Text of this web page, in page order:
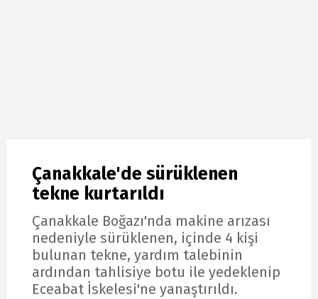
Çanakkale'de sürüklenen
tekne kurtarıldı
Çanakkale Boğazı'nda makine arızası
nedeniyle sürüklenen, içinde 4 kişi
bulunan tekne, yardım talebinin
ardından tahlisiye botu ile yedeklenip
Eceabat İskelesi'ne yanaştırıldı.